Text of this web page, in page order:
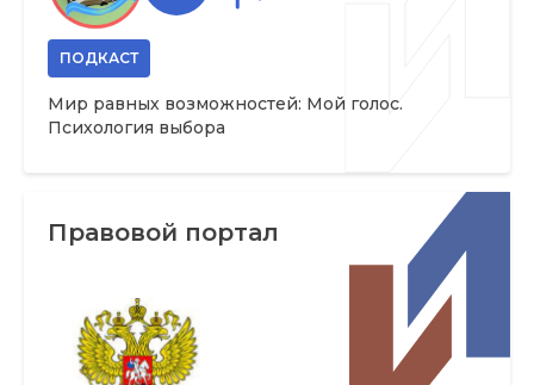
ПОДКАСТ
Мир равных возможностей: Мой голос.
Психология выбора
Правовой портал